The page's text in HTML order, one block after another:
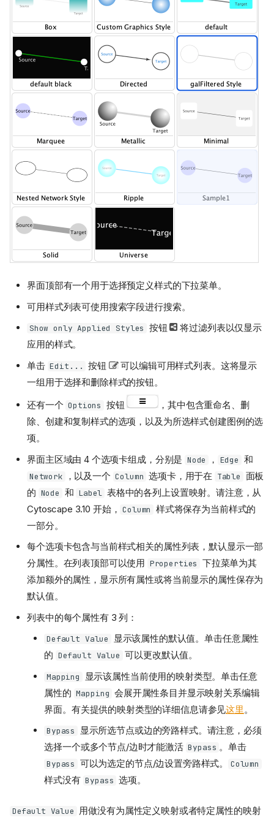
界面顶部有一个用于选择预定义样式的下拉菜单。
可用样式列表可使用搜索字段进行搜索。
Show only Applied Styles 按钮
将过滤列表以仅显示
应用的样式。
单击 Edit... 按钮
可以编辑可用样式列表。这将显示
一组用于选择和删除样式的按钮。
还有一个 Options 按钮
，其中包含重命名、删
除、创建和复制样式的选项，以及为所选样式创建图例的选
项。
界面主区域由 4 个选项卡组成，分别是 Node ， Edge 和
Network ，以及一个 Column 选项卡，用于在 Table 面板
的 Node 和 Label 表格中的各列上设置映射。请注意，从
Cytoscape 3.10 开始， Column 样式将保存为当前样式的
一部分。
每个选项卡包含与当前样式相关的属性列表，默认显示一部
分属性。在列表顶部可以使用 Properties 下拉菜单为其
添加额外的属性，显示所有属性或将当前显示的属性保存为
默认值。
列表中的每个属性有 3 列：
Default Value
显示该属性的默认值。单击任意属性
的 Default Value 可以更改默认值。
Mapping
显示该属性当前使用的映射类型。单击任意
属性的 Mapping 会展开属性条目并显示映射关系编辑
界面。有关提供的映射类型的详细信息请参见这里 。
Bypass
显示所选节点或边的旁路样式。请注意，必须
选择一个或多个节点/边时才能激活 Bypass 。单击
Bypass 可以为选定的节点/边设置旁路样式。 Column
样式没有 Bypass 选项。
Default Value
用做没有为属性定义映射或者特定属性的映射